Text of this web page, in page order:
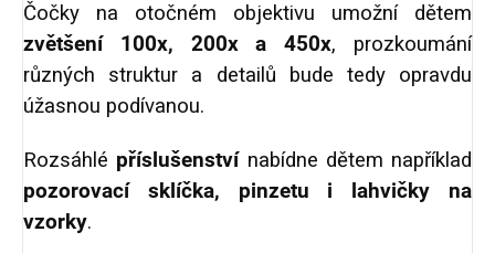
Čočky na otočném objektivu umožní dětem
zvětšení 100x, 200x a 450x, prozkoumání
různých struktur a detailů bude tedy opravdu
úžasnou podívanou.
Rozsáhlé příslušenstvínabídne dětem například
pozorovací sklíčka, pinzetu i lahvičky na
vzorky.